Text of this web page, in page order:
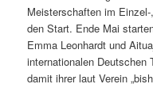
Meisterschaften im
den Start. Ende Mai
Emma Leonhardt und
internationalen
damit ihrer laut Verein